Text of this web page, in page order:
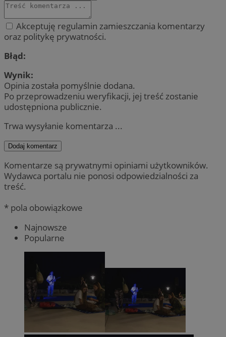
Akceptuję regulamin zamieszczania komentarzy
oraz politykę prywatności.
Błąd:
Wynik:
Opinia została pomyślnie dodana.
Po przeprowadzeniu weryfikacji, jej treść zostanie
udostępniona publicznie.
Trwa wysyłanie komentarza ...
Dodaj komentarz
Komentarze są prywatnymi opiniami użytkowników.
Wydawca portalu nie ponosi odpowiedzialności za
treść.
* pola obowiązkowe
Najnowsze
Popularne